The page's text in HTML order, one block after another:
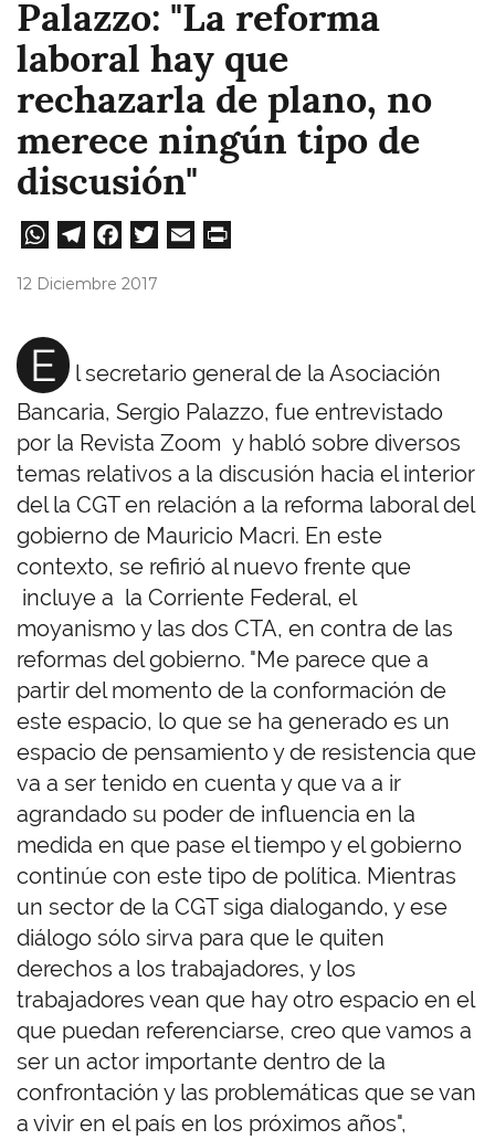
Palazzo: "La reforma
laboral hay que
rechazarla de plano, no
merece ningún tipo de
discusión"
W
A
pp
Te
m
Fa
12 Diciembre 2017
E
l secretario general de la Asociación
Bancaria, Sergio Palazzo, fue entrevistado
por la Revista Zoom y habló sobre diversos
temas relativos a la discusión hacia el interior
del la CGT en relación a la reforma laboral del
gobierno de Mauricio Macri. En este
contexto, se refirió al nuevo frente que
incluye a la Corriente Federal, el
moyanismo y las dos CTA, en contra de las
reformas del gobierno. "Me parece que a
partir del momento de la conformación de
este espacio, lo que se ha generado es un
espacio de pensamiento y de resistencia que
va a ser tenido en cuenta y que va a ir
agrandado su poder de influencia en la
medida en que pase el tiempo y el gobierno
continúe con este tipo de política. Mientras
un sector de la CGT siga dialogando, y ese
diálogo sólo sirva para que le quiten
derechos a los trabajadores, y los
trabajadores vean que hay otro espacio en el
que puedan referenciarse, creo que vamos a
ser un actor importante dentro de la
confrontación y las problemáticas que se van
a vivir en el país en los próximos años",